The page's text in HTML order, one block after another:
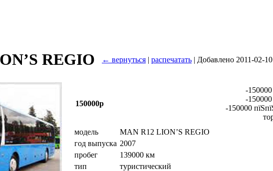
REGIO ← вернуться | распечатать | Добавлено 2011-02-10
150000р
-
-
-150000
модель
MAN R12 LION’S REGIO
год выпуска 2007
пробег
139000 км
тип
туристический